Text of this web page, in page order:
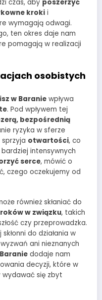
czas, aby poszerzyć
kroki i
wymagają odwagi.
ten okres daje nam
pomagają w realizacji
osobistych
w Baranie wpływa
. Pod wpływem tej
bezpośrednią
ryzyka w sferze
otwartości, co
intensywnych
serce, mówić o
czego oczekujemy od
również skłaniać do
w związku, takich
czy przeprowadzka.
do działania w
ani nieznanych
dodaje nam
decyzji, które w
wydawać się zbyt